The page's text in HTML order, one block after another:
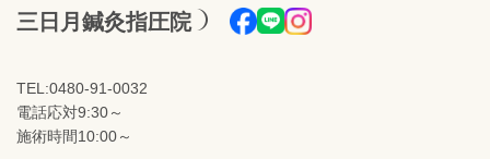
三日月鍼灸指圧院
TEL:0480-91-0032
電話応対9:30～
施術時間10:00～